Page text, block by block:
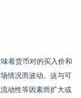
着货币对的买入价和
情况而波动。这与可
动性等因素而扩大或